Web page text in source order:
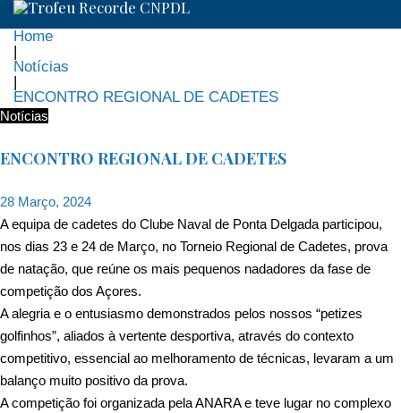
Home
|
Notícias
|
ENCONTRO REGIONAL DE CADETES
Notícias
ENCONTRO REGIONAL DE CADETES
28 Março, 2024
A equipa de cadetes do Clube Naval de Ponta Delgada participou,
nos dias 23 e 24 de Março, no Torneio Regional de Cadetes, prova
de natação, que reúne os mais pequenos nadadores da fase de
competição dos Açores.
A alegria e o entusiasmo demonstrados pelos nossos “petizes
golfinhos”, aliados à vertente desportiva, através do contexto
competitivo, essencial ao melhoramento de técnicas, levaram a um
balanço muito positivo da prova.
A competição foi organizada pela ANARA e teve lugar no complexo